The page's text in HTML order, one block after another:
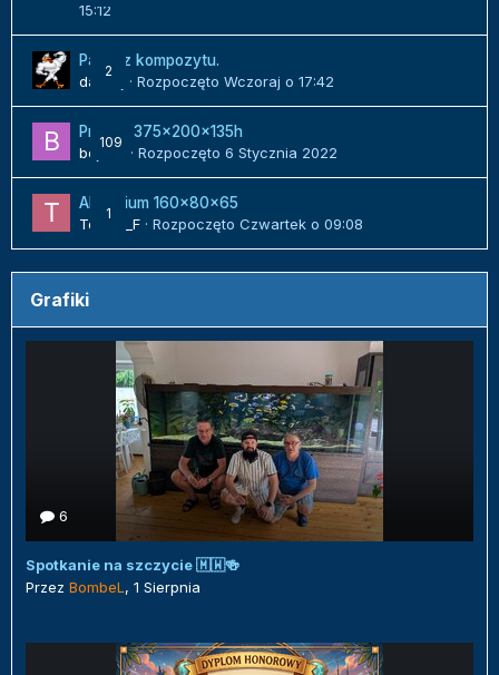
15:12
2
Panel z kompozytu.
danielj
· Rozpoczęto Wczoraj o 17:42
109
Projekt 375x200x135h
bojack
· Rozpoczęto 6 Stycznia 2022
1
Akwarium 160x80x65
Tomek_F · Rozpoczęto Czwartek o 09:08
Grafiki
6
Spotkanie na szczycie 🇲🇼🍻
Przez BombeL , 1 Sierpnia